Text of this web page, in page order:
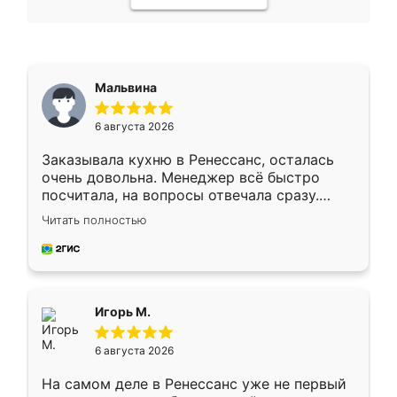
Мальвина
6 августа 2026
Заказывала кухню в Ренессанс, осталась
очень довольна. Менеджер всё быстро
посчитала, на вопросы отвечала сразу.
Замерщик приехал в субботу, подошёл к
делу со всей ответственностью. Собрали
за день, ребята работали аккуратно, даже
Читать полностью
Игорь М.
6 августа 2026
На самом деле в Ренессанс уже не первый